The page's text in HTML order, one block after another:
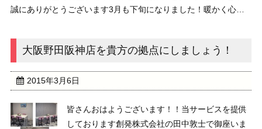
誠にありがとうございます3月も下旬になりました！暖かく心地
ように展開させていきましょうか？心地の良い ...
大阪野田阪神店を貴方の拠点にしましょう！
2015年3月6日
皆さんおはようございます！！当サービスを提供
しております創発株式会社の田中敦士で御座いま